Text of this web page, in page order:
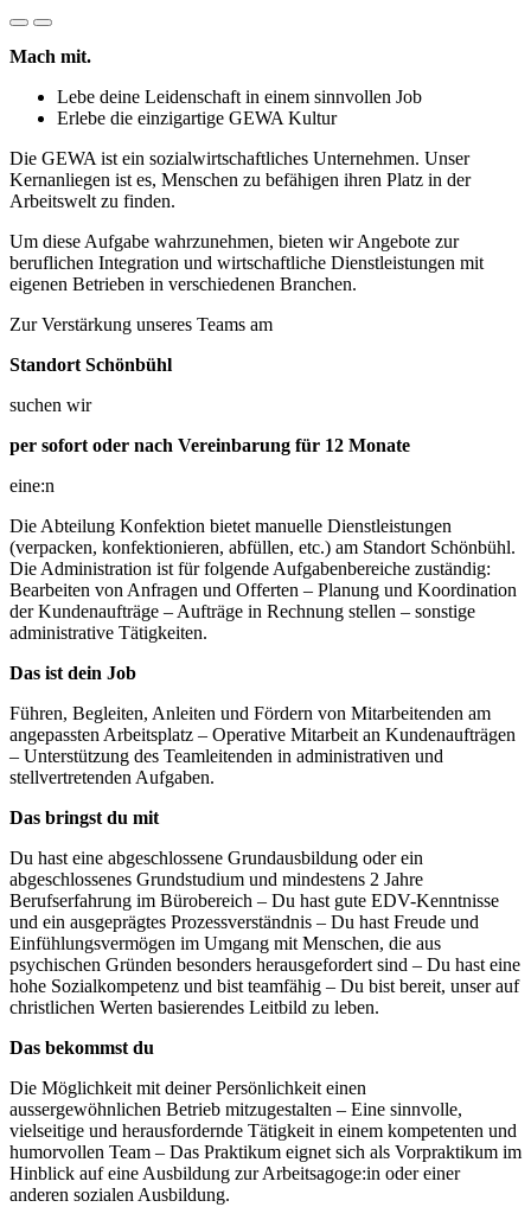
Mach mit.
Lebe deine Leidenschaft in einem sinnvollen Job
Erlebe die einzigartige GEWA Kultur
Die GEWA ist ein sozialwirtschaftliches Unternehmen. Unser
Kernanliegen ist es, Menschen zu befähigen ihren Platz in der
Arbeitswelt zu finden.
Um diese Aufgabe wahrzunehmen, bieten wir Angebote zur
beruflichen Integration und wirtschaftliche Dienstleistungen mit
eigenen Betrieben in verschiedenen Branchen.
Zur Verstärkung unseres Teams am
Standort Schönbühl
suchen wir
per sofort oder nach Vereinbarung für 12 Monate
eine:n
Die Abteilung Konfektion bietet manuelle Dienstleistungen
(verpacken, konfektionieren, abfüllen, etc.) am Standort Schönbühl.
Die Administration ist für folgende Aufgabenbereiche zuständig:
Bearbeiten von Anfragen und Offerten – Planung und Koordination
der Kundenaufträge – Aufträge in Rechnung stellen – sonstige
administrative Tätigkeiten.
Das ist dein Job
Führen, Begleiten, Anleiten und Fördern von Mitarbeitenden am
angepassten Arbeitsplatz – Operative Mitarbeit an Kundenaufträgen
– Unterstützung des Teamleitenden in administrativen und
stellvertretenden Aufgaben.
Das bringst du mit
Du hast eine abgeschlossene Grundausbildung oder ein
abgeschlossenes Grundstudium und mindestens 2 Jahre
Berufserfahrung im Bürobereich – Du hast gute EDV-Kenntnisse
und ein ausgeprägtes Prozessverständnis – Du hast Freude und
Einfühlungsvermögen im Umgang mit Menschen, die aus
psychischen Gründen besonders herausgefordert sind – Du hast eine
hohe Sozialkompetenz und bist teamfähig – Du bist bereit, unser auf
christlichen Werten basierendes Leitbild zu leben.
Das bekommst du
Die Möglichkeit mit deiner Persönlichkeit einen
aussergewöhnlichen Betrieb mitzugestalten – Eine sinnvolle,
vielseitige und herausfordernde Tätigkeit in einem kompetenten und
humorvollen Team – Das Praktikum eignet sich als Vorpraktikum im
Hinblick auf eine Ausbildung zur Arbeitsagoge:in oder einer
anderen sozialen Ausbildung.